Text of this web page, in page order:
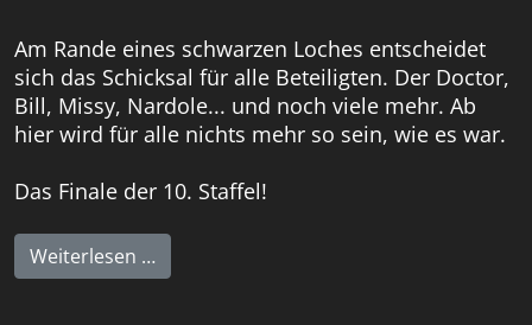
Am Rande eines schwarzen Loches entscheidet
sich das Schicksal für alle Beteiligten. Der Doctor,
Bill, Missy, Nardole... und noch viele mehr. Ab
hier wird für alle nichts mehr so sein, wie es war.
Das Finale der 10. Staffel!
Weiterlesen …